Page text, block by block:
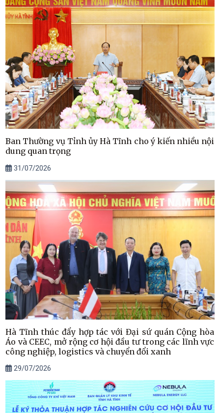
Ban Thường vụ Tỉnh ủy Hà Tĩnh cho ý kiến nhiều nội
dung quan trọng
31/07/2026
Hà Tĩnh thúc đẩy hợp tác với Đại sứ quán Cộng hòa
Áo và CEEC, mở rộng cơ hội đầu tư trong các lĩnh vực
công nghiệp, logistics và chuyển đổi xanh
29/07/2026